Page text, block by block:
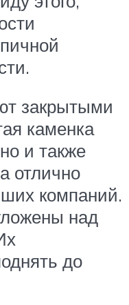
закрытыми
каменка
и также
отлично
компаний.
над
до